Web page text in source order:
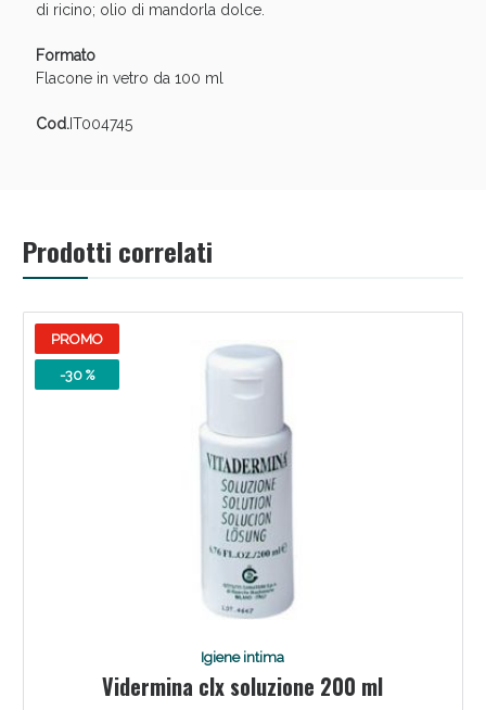
di ricino; olio di mandorla dolce.
Formato
Flacone in vetro da 100 ml
Cod.IT004745
Prodotti correlati
PROMO
-30 %
Igiene intima
Vidermina clx soluzione 200 ml
Scopri le offerte di Oggi